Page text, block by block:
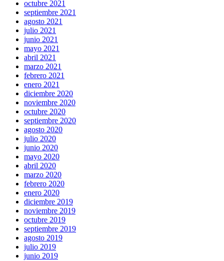
octubre 2021
septiembre 2021
agosto 2021
julio 2021
junio 2021
mayo 2021
abril 2021
marzo 2021
febrero 2021
enero 2021
diciembre 2020
noviembre 2020
octubre 2020
septiembre 2020
agosto 2020
julio 2020
junio 2020
mayo 2020
abril 2020
marzo 2020
febrero 2020
enero 2020
diciembre 2019
noviembre 2019
octubre 2019
septiembre 2019
agosto 2019
julio 2019
junio 2019